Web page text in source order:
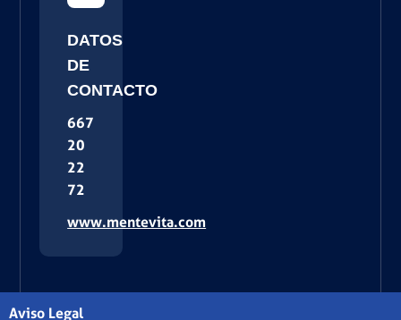
DATOS
DE
CONTACTO
667
20
22
72
www.mentevita.com
Aviso Legal